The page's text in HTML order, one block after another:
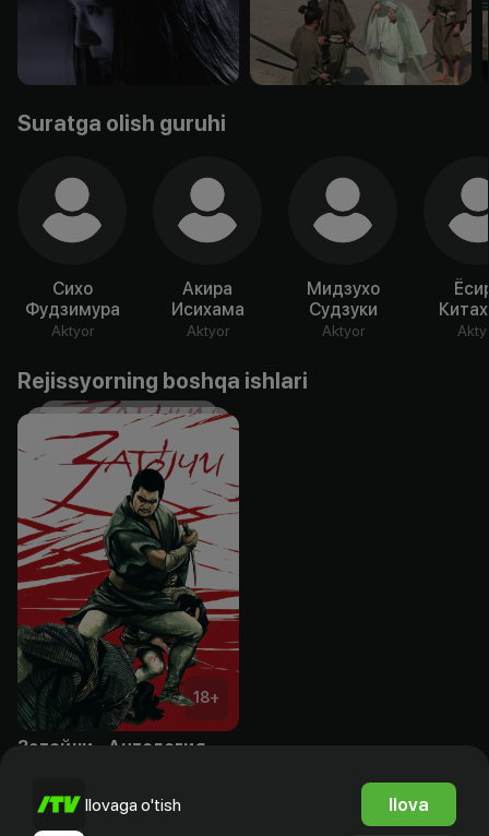
Suratga olish guruhi
Сихо
Фудзимура
Aktyor
Акира
Исихама
Aktyor
Мидзухо
Судзуки
Aktyor
Rejissyorning boshqa ishlari
18+
Затойчи - Антология
Ilovaga o'tish Ilova